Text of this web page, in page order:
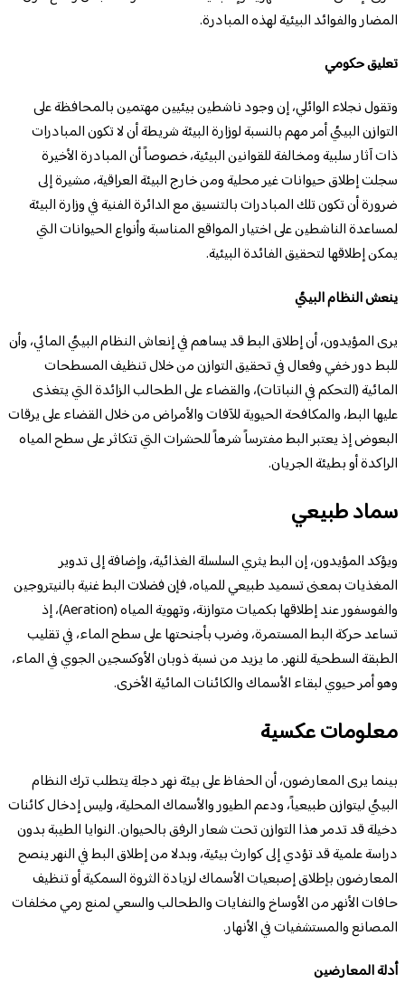
المضار والفوائد البيئية لهذه المبادرة.
تعليق حكومي
وتقول نجلاء الوائلي، إن وجود ناشطين بيئيين مهتمين بالمحافظة على
التوازن البيئي أمر مهم بالنسبة لوزارة البيئة شريطة أن لا تكون المبادرات
ذات آثار سلبية ومخالفة للقوانين البيئية، خصوصاً أن المبادرة الأخيرة
سجلت إطلاق حيوانات غير محلية ومن خارج البيئة العراقية، مشيرة إلى
ضرورة أن تكون تلك المبادرات بالتنسيق مع الدائرة الفنية في وزارة البيئة
لمساعدة الناشطين على اختيار المواقع المناسبة وأنواع الحيوانات التي
يمكن إطلاقها لتحقيق الفائدة البيئية.
ينعش النظام البيئي
يرى المؤيدون، أن إطلاق البط قد يساهم في إنعاش النظام البيئي المائي، وأن
للبط دور خفي وفعال في تحقيق التوازن من خلال تنظيف المسطحات
المائية (التحكم في النباتات)، والقضاء على الطحالب الزائدة التي يتغذى
عليها البط، والمكافحة الحيوية للآفات والأمراض من خلال القضاء على يرقات
البعوض إذ يعتبر البط مفترساً شرهاً للحشرات التي تتكاثر على سطح المياه
الراكدة أو بطيئة الجريان.
سماد طبيعي
ويؤكد المؤيدون، إن البط يثري السلسلة الغذائية، وإضافة إلى تدوير
المغذيات بمعنى تسميد طبيعي للمياه، فإن فضلات البط غنية بالنيتروجين
والفوسفور عند إطلاقها بكميات متوازنة، وتهوية المياه (Aeration)، إذ
تساعد حركة البط المستمرة، وضرب بأجنحتها على سطح الماء، في تقليب
الطبقة السطحية للنهر. ما يزيد من نسبة ذوبان الأوكسجين الجوي في الماء،
وهو أمر حيوي لبقاء الأسماك والكائنات المائية الأخرى.
معلومات عكسية
بينما يرى المعارضون، أن الحفاظ على بيئة نهر دجلة يتطلب ترك النظام
البيئي ليتوازن طبيعياً، ودعم الطيور والأسماك المحلية، وليس إدخال كائنات
دخيلة قد تدمر هذا التوازن تحت شعار الرفق بالحيوان. النوايا الطيبة بدون
دراسة علمية قد تؤدي إلى كوارث بيئية، وبدلا من إطلاق البط في النهر ينصح
المعارضون بإطلاق إصبعيات الأسماك لزيادة الثروة السمكية أو تنظيف
حافات الأنهر من الأوساخ والنفايات والطحالب والسعي لمنع رمي مخلفات
المصانع والمستشفيات في الأنهار.
أدلة المعارضين